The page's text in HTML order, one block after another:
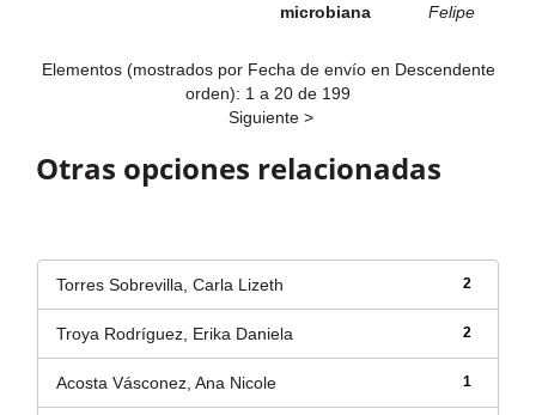
microbiana
Felipe
Elementos (mostrados por Fecha de envío en Descendente
orden): 1 a 20 de 199
Siguiente >
Otras opciones relacionadas
2
Torres Sobrevilla, Carla Lizeth
2
Troya Rodríguez, Erika Daniela
1
Acosta Vásconez, Ana Nicole